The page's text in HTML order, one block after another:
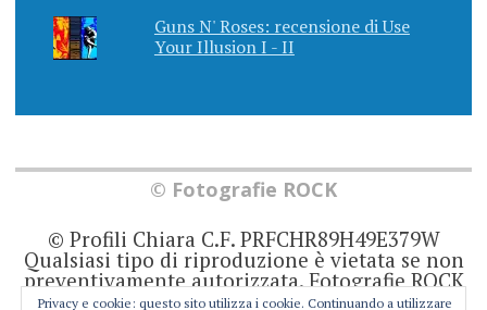
Guns N' Roses: recensione di Use
Your Illusion I - II
© Fotografie ROCK
© Profili Chiara C.F. PRFCHR89H49E379W
Qualsiasi tipo di riproduzione è vietata se non
preventivamente autorizzata. Fotografie ROCK
non rappresenta una testata giornalistica in
Privacy e cookie: questo sito utilizza i cookie. Continuando a utilizzare